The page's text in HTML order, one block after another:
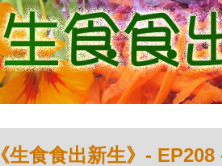
《生食食出新生》-